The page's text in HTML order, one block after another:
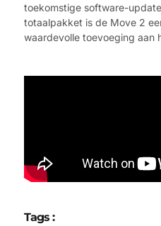
toekomstige software-
totaalpakket is de Move 2
waardevolle toevoeging aan
Tags :